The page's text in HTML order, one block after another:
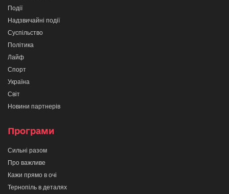
Події
Надзвичайні події
Суспільство
Політика
Лайф
Спорт
Україна
Світ
Новини партнерів
Програми
Сильні разом
Про важливе
Кажи прямо в очі
Тернопіль в деталях